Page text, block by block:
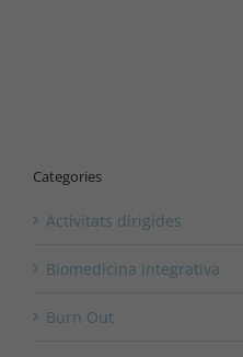
Categories
Activitats dirigides
Biomedicina integrativa
Burn Out